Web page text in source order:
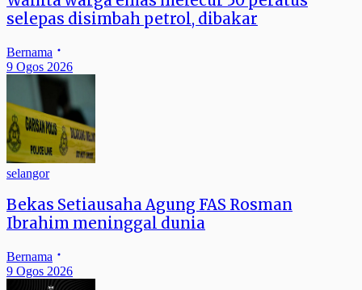
selepas disimbah petrol, dibakar
Bernama
9 Ogos 2026
selangor
Bekas Setiausaha Agung FAS Rosman
Ibrahim meninggal dunia
Bernama
9 Ogos 2026